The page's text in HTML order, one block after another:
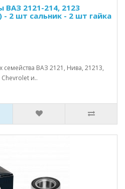
ВАЗ 2121-214, 2123
2 шт сальник - 2 шт гайка
ВАЗ 2121, Нива, 21213,
и..